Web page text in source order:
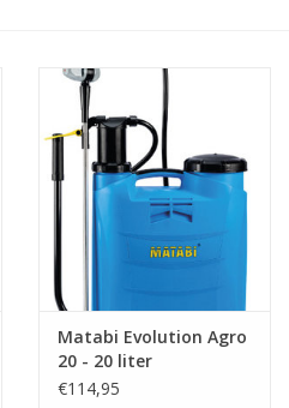
Matabi Evolution Agro
20 - 20 liter
€114,95